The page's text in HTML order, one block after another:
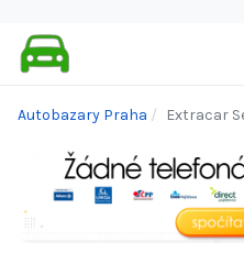
Autobazary Praha Extracar